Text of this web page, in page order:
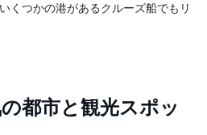
くつかの港があるクルーズ船でもリ
都市と観光スポッ